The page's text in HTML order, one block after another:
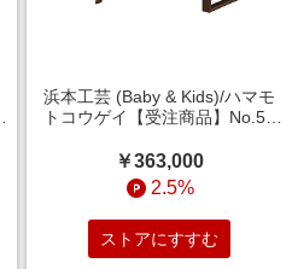
浜本工芸 (Baby & Kids)/ハマモ
トコウゲイ【受注商品】No.50
スク【三越伊勢丹/公式】
￥363,000
2.5%
ストアにすすむ